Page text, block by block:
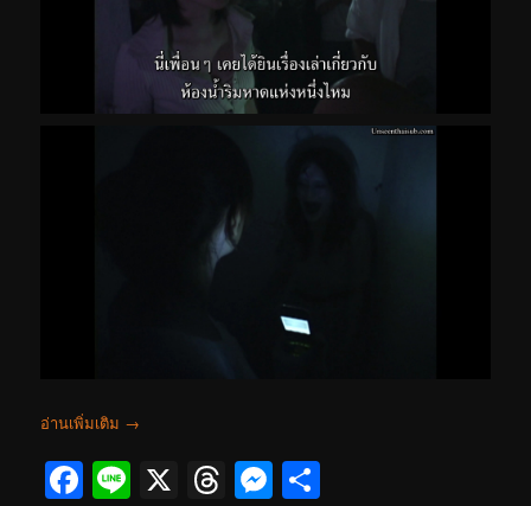
อ่านเพิ่มเติม →
Facebook
Line
X Threads
Messenger